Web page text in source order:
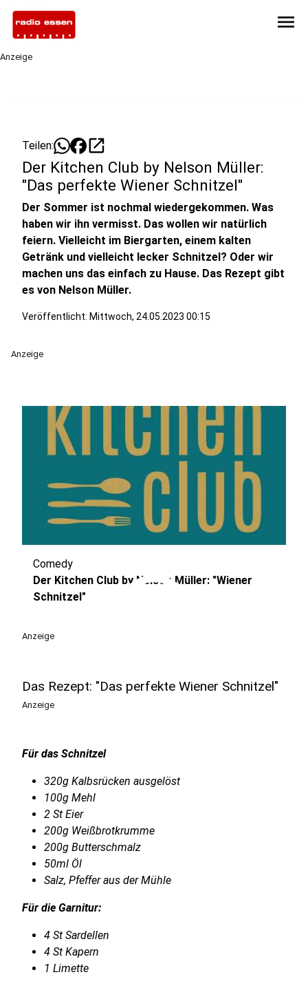
menu
Anzeige
Teilen: open_in_new
Der Kitchen Club by Nelson Müller:
"Das perfekte Wiener Schnitzel"
Der Sommer ist nochmal wiedergekommen. Was
haben wir ihn vermisst. Das wollen wir natürlich
feiern. Vielleicht im Biergarten, einem kalten
Getränk und vielleicht lecker Schnitzel? Oder wir
machen uns das einfach zu Hause. Das Rezept gibt
es von Nelson Müller.
Veröffentlicht: Mittwoch, 24.05.2023 00:15
Anzeige
play_circle
Comedy
Der Kitchen Club by Nelson Müller: "Wiener
Schnitzel"
Anzeige
Das Rezept: "Das perfekte Wiener Schnitzel"
Anzeige
Für das Schnitzel
320g Kalbsrücken ausgelöst
100g Mehl
2 St Eier
200g Weißbrotkrumme
200g Butterschmalz
50ml Öl
Salz, Pfeffer aus der Mühle
Für die Garnitur:
4 St Sardellen
4 St Kapern
1 Limette